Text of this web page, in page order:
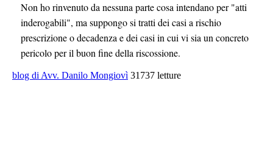
Non ho rinvenuto da nessuna parte cosa intendano per "atti
inderogabili", ma suppongo si tratti dei casi a rischio
prescrizione o decadenza e dei casi in cui vi sia un concreto
pericolo per il buon fine della riscossione.
blog di Avv. Danilo Mongiovì 31737 letture